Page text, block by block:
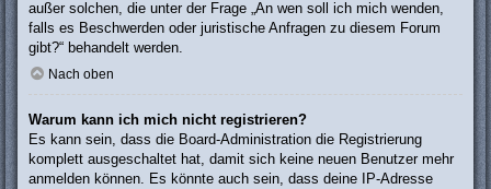
außer solchen, die unter der Frage „An wen soll ich mich wenden,
falls es Beschwerden oder juristische Anfragen zu diesem Forum
gibt?“ behandelt werden.
Nach oben
Warum kann ich mich nicht registrieren?
Es kann sein, dass die Board-Administration die Registrierung
komplett ausgeschaltet hat, damit sich keine neuen Benutzer mehr
anmelden können. Es könnte auch sein, dass deine IP-Adresse